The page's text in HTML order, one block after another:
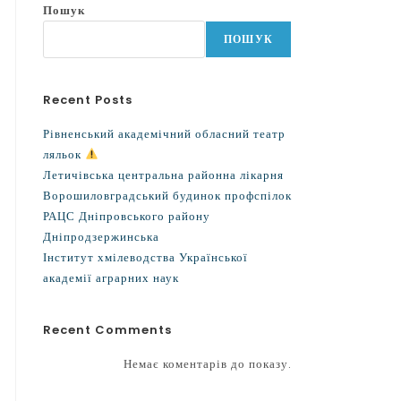
Пошук
ПОШУК
Recent Posts
Рівненський академічний обласний театр
ляльок
Летичівська центральна районна лікарня
Ворошиловградський будинок профспілок
РАЦС Дніпровського району
Дніпродзержинська
Інститут хмілеводства Української
академії аграрних наук
Recent Comments
Немає коментарів до показу.